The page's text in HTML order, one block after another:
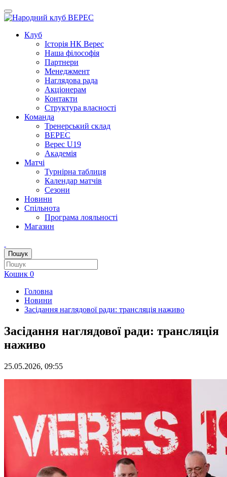
Клуб
Iсторiя НК Верес
Наша фiлософiя
Партнери
Менеджмент
Наглядова рада
Акціонерам
Контакти
Структура власності
Команда
Тренерський склад
ВЕРЕС
Верес U19
Академія
Матчі
Турнірна таблиця
Календар матчів
Сезони
Новини
Спільнота
Програма лояльності
Магазин
Пошук
Кошик 0
Головна
Новини
Засідання наглядової ради: трансляція наживо
Засідання наглядової ради: трансляція
наживо
25.05.2026, 09:55